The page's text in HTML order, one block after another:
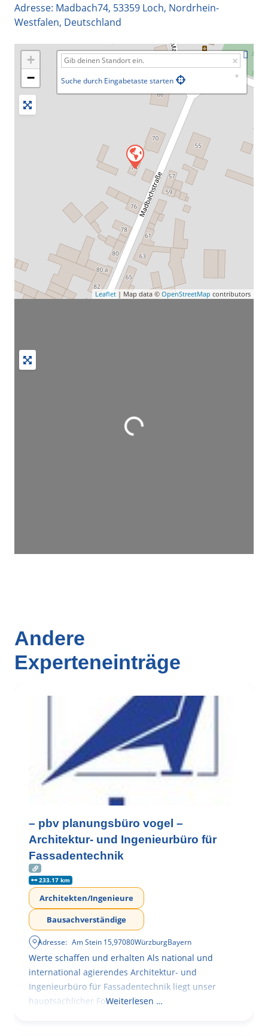
Adresse: Madbach74, 53359 Loch, Nordrhein-
Westfalen, Deutschland
+
−
Suche durch Eingabetaste starten
Leaflet | Map data © OpenStreetMap contributors
Wird geladen …
Andere
Experteneinträge
– pbv planungsbüro vogel –
Architektur- und Ingenieurbüro für
Fassadentechnik
233.17 km
Architekten/Ingenieure
Bausachverständige
Adresse: Am Stein 15,97080WürzburgBayern
Werte schaffen und erhalten Als national und
international agierendes Architektur- und
Ingenieurbüro für Fassadentechnik liegt unser
hauptsächlicher Fokus in der
Weiterlesen …